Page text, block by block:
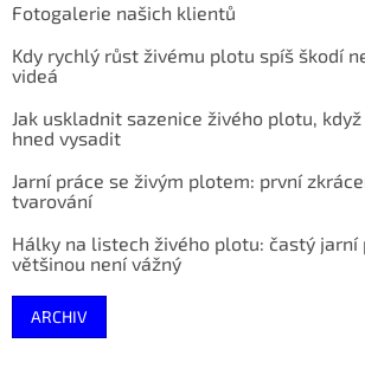
Fotogalerie našich klientů
Kdy rychlý růst živému plotu spíš škodí
videá
Jak uskladnit sazenice živého plotu,
hned vysadit
Jarní práce se živým plotem: první
tvarování
Hálky na listech živého plotu: častý
většinou není vážný
ARCHIV